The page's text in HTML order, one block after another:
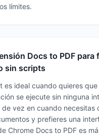
límites.
Docs to PDF para
sin scripts
es ideal cuando quieres que
se ejecute sin ninguna
de vez en cuando necesitas
y prefieres una
Chrome Docs to PDF es